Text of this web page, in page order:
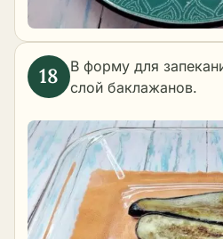
В форму для
слой баклажанов.